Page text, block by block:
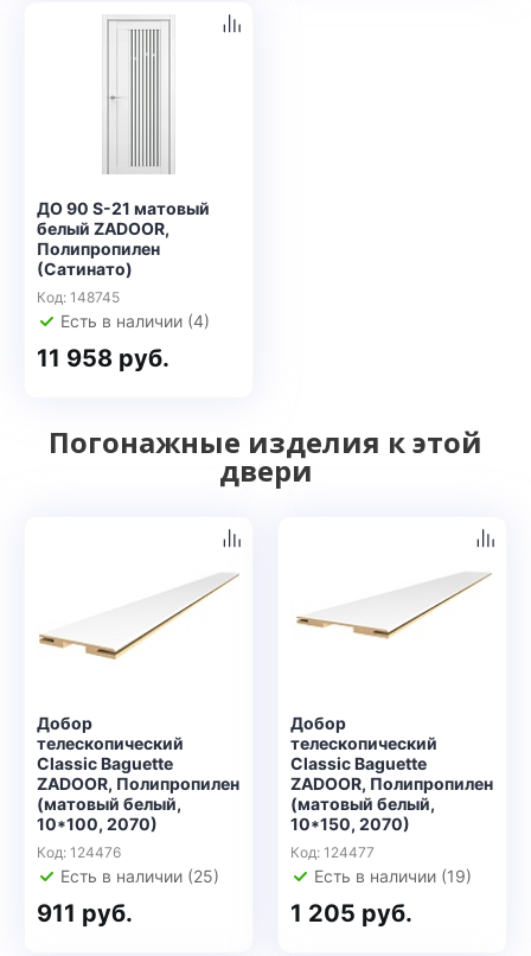
ДО 90 S-21 матовый
белый ZADOOR,
Полипропилен
(Сатинато)
Код: 148745
Есть в наличии (4)
11 958 руб.
Погонажные изделия к этой
двери
Добор
телескопический
Classic Baguette
ZADOOR, Полипропилен
(матовый белый,
10*100, 2070)
Код: 124476
Есть в наличии (25)
911 руб.
Добор
телескопический
Classic Baguette
ZADOOR, Полипропилен
(матовый белый,
10*150, 2070)
Код: 124477
Есть в наличии (19)
1 205 руб.